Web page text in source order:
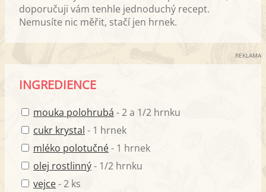
doporučuji vám tenhle jednoduchý recept.
Nemusíte nic měřit, stačí jen hrnek.
REKLAMA
INGREDIENCE
mouka polohrubá - 2 a 1/2 hrnku
cukr krystal - 1 hrnek
mléko polotučné- 1 hrnek
olej rostlinný- 1/2 hrnku
vejce- 2 ks